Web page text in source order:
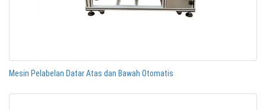
Mesin Pelabelan Datar Atas dan Bawah Otomatis